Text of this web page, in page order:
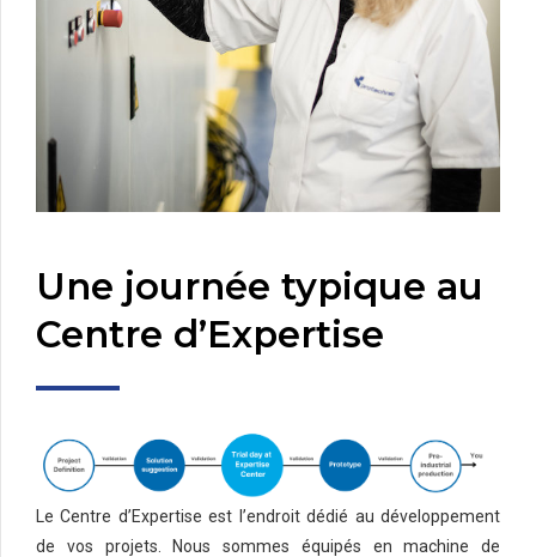
Une journée typique au
Centre d’Expertise
Le Centre d’Expertise est l’endroit dédié au développement
de vos projets. Nous sommes équipés en machine de